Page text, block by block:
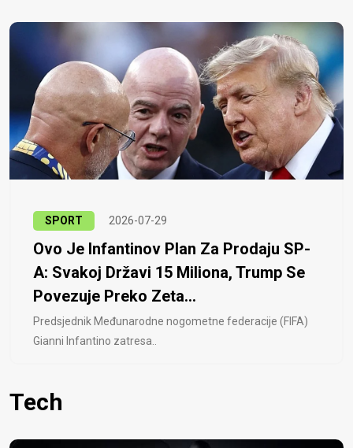
SPORT 2026-07-29
Ovo Je Infantinov Plan Za Prodaju SP-
A: Svakoj Državi 15 Miliona, Trump Se
Povezuje Preko Zeta...
Predsjednik Međunarodne nogometne federacije (FIFA)
Gianni Infantino zatresa..
Tech